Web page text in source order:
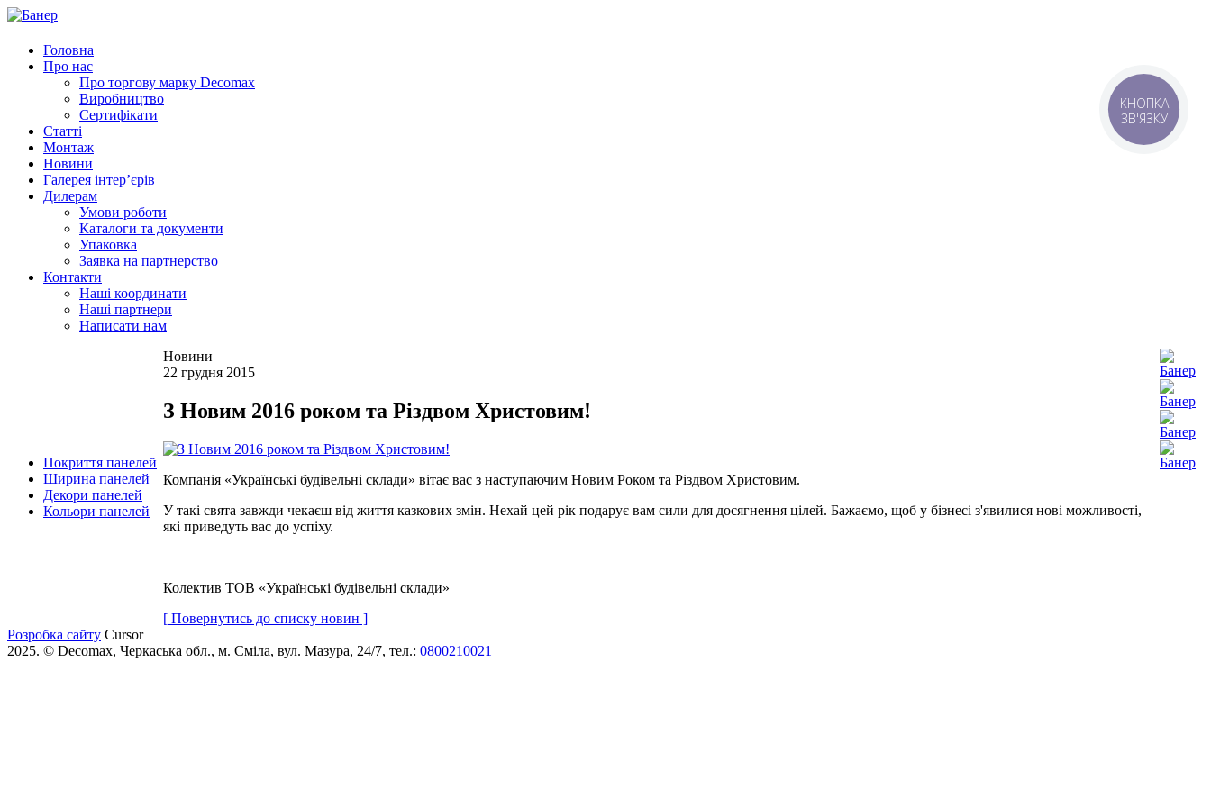
Головна
Про нас
Про торгову марку Decomax
Виробництво
Сертифікати
Статті
Монтаж
Новини
Галерея інтер’єрів
Дилерам
Умови роботи
Каталоги та документи
Упаковка
Заявка на партнерство
Контакти
Наші координати
Наші партнери
Написати нам
Покриття панелей
Ширина панелей
Декори панелей
Кольори панелей
Новини
22 грудня 2015
З Новим 2016 роком та Різдвом Христовим!
Компанія «Українські будівельні склади» вітає вас з наступаючим Новим Роком та Різдвом Христовим.
У такі свята завжди чекаєш від життя казкових змін. Нехай цей рік подарує вам сили для досягнення цілей. Бажаємо, щоб у бізнесі з'явилися нові можливості,
які приведуть вас до успіху.
Колектив ТОВ «Українські будівельні склади»
[ Повернутись до списку новин ]
Розробка сайту Cursor
2025. © Decomax, Черкаська обл., м. Сміла, вул. Мазура, 24/7, тел.: 0800210021
КНОПКА
ЗВ'ЯЗКУ